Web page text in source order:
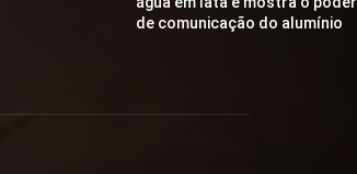
de comunicação do alumínio